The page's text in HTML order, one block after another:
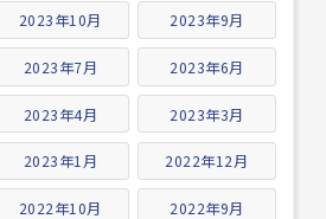
2023年10月 2023年9月
2023年7月 2023年6月
2023年4月 2023年3月
2023年1月 2022年12月
2022年10月 2022年9月